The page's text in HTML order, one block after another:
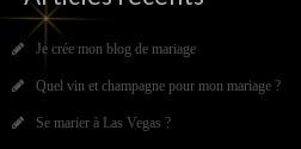
Je crée mon blog de mariage
Quel vin et champagne pour mon mariage ?
Se marier à Las Vegas ?